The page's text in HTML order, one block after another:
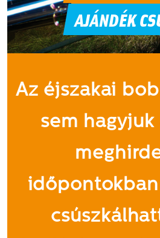
AJÁNDÉK
Az éjszakai
sem hagyjuk